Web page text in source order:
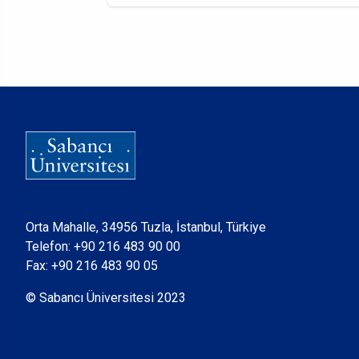
Orta Mahalle, 34956 Tuzla, İstanbul, Türkiye
Telefon: +90 216 483 90 00
Fax: +90 216 483 90 05
© Sabancı Üniversitesi 2023